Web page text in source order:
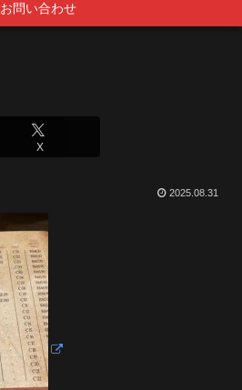
お問い合わせ
X
2025.08.31